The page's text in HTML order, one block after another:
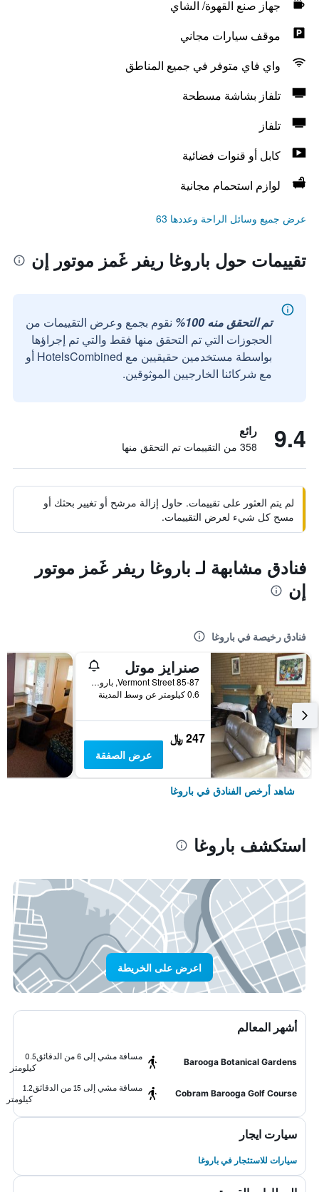
جهاز صنع القهوة/ الشاي
موقف سيارات مجاني
واي فاي متوفر في جميع المناطق
تلفاز بشاشة مسطحة
تلفاز
كابل أو قنوات فضائية
لوازم استحمام مجانية
عرض جميع وسائل الراحة وعددها 63
تقييمات حول باروغا ريفر غَمز موتور إن
تم التحقق منه 100%
نقوم بجمع وعرض التقييمات من
الحجوزات التي تم التحقق منها فقط والتي تم إجراؤها
بواسطة مستخدمين حقيقيين مع HotelsCombined أو
مع شركائنا الخارجيين الموثوقين.
9.4 رائع
358 من التقييمات تم التحقق منها
لم يتم العثور على تقييمات. حاول إزالة مرشح أو تغيير بحثك أو
مسح كل شيء لعرض التقييمات.
فنادق مشابهة لـ باروغا ريفر غَمز موتور
إن
فنادق رخيصة في باروغا
صنرايز موتل
85-87 Vermont Street, باروغا, NSW, أستراليا
0.6 كيلومتر عن وسط المدينة
247 ﷼
عرض الصفقة
شاهد أرخص الفنادق في باروغا
استكشف باروغا
اعرض على الخريطة
أشهر المعالم
Barooga Botanical Gardens
مسافة مشي إلى 6 من الدقائق
0.5
كيلومتر
Cobram Barooga Golf Course
مسافة مشي إلى 15 من الدقائق
1.2
كيلومتر
سيارت ايجار
سيارات للاستئجار في باروغا